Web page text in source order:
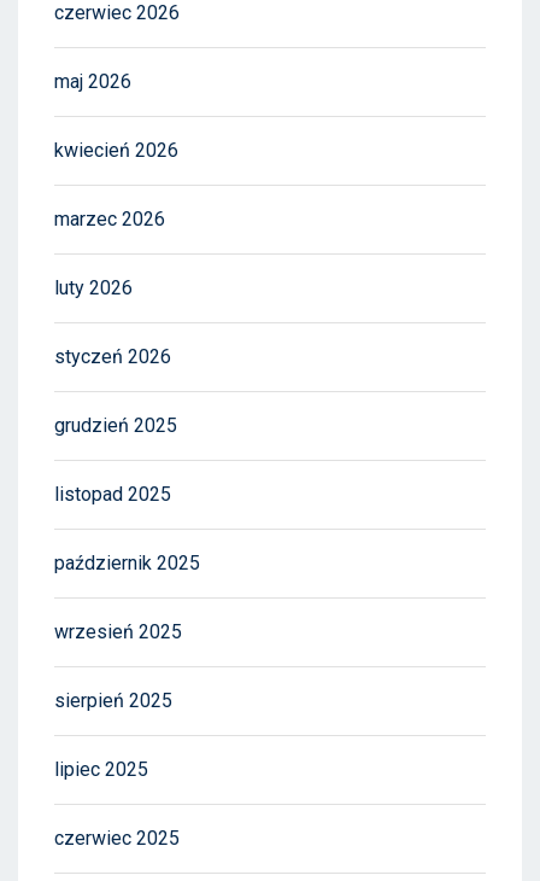
czerwiec 2026
maj 2026
kwiecień 2026
marzec 2026
luty 2026
styczeń 2026
grudzień 2025
listopad 2025
październik 2025
wrzesień 2025
sierpień 2025
lipiec 2025
czerwiec 2025